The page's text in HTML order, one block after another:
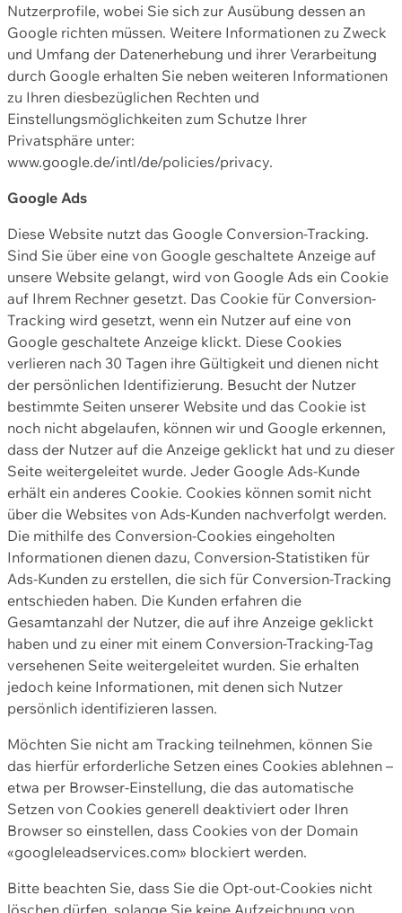
Nutzerprofile, wobei Sie sich zur Ausübung dessen an
Google richten müssen. Weitere Informationen zu Zweck
und Umfang der Datenerhebung und ihrer Verarbeitung
durch Google erhalten Sie neben weiteren Informationen
zu Ihren diesbezüglichen Rechten und
Einstellungsmöglichkeiten zum Schutze Ihrer
Privatsphäre unter:
www.google.de/intl/de/policies/privacy.
Google Ads
Diese Website nutzt das Google Conversion-Tracking.
Sind Sie über eine von Google geschaltete Anzeige auf
unsere Website gelangt, wird von Google Ads ein Cookie
auf Ihrem Rechner gesetzt. Das Cookie für Conversion-
Tracking wird gesetzt, wenn ein Nutzer auf eine von
Google geschaltete Anzeige klickt. Diese Cookies
verlieren nach 30 Tagen ihre Gültigkeit und dienen nicht
der persönlichen Identifizierung. Besucht der Nutzer
bestimmte Seiten unserer Website und das Cookie ist
noch nicht abgelaufen, können wir und Google erkennen,
dass der Nutzer auf die Anzeige geklickt hat und zu dieser
Seite weitergeleitet wurde. Jeder Google Ads-Kunde
erhält ein anderes Cookie. Cookies können somit nicht
über die Websites von Ads-Kunden nachverfolgt werden.
Die mithilfe des Conversion-Cookies eingeholten
Informationen dienen dazu, Conversion-Statistiken für
Ads-Kunden zu erstellen, die sich für Conversion-Tracking
entschieden haben. Die Kunden erfahren die
Gesamtanzahl der Nutzer, die auf ihre Anzeige geklickt
haben und zu einer mit einem Conversion-Tracking-Tag
versehenen Seite weitergeleitet wurden. Sie erhalten
jedoch keine Informationen, mit denen sich Nutzer
persönlich identifizieren lassen.
Möchten Sie nicht am Tracking teilnehmen, können Sie
das hierfür erforderliche Setzen eines Cookies ablehnen –
etwa per Browser-Einstellung, die das automatische
Setzen von Cookies generell deaktiviert oder Ihren
Browser so einstellen, dass Cookies von der Domain
«googleleadservices.com» blockiert werden.
Bitte beachten Sie, dass Sie die Opt-out-Cookies nicht